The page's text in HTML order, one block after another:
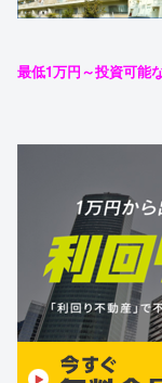
最低1万円～投資可能